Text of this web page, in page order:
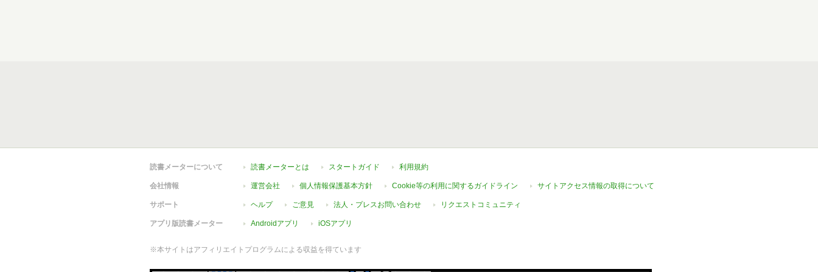
読書メーターについて 読書メーターとは スタートガイド 利用規約
会社情報 運営会社 個人情報保護基本方針 Cookie等の利用に関するガイドライン サイトアクセス情報の取得について
サポート ヘルプ ご意見 法人・プレスお問い合わせ リクエストコミュニティ
アプリ版読書メーター Androidアプリ iOSアプリ
※本サイトはアフィリエイトプログラムによる収益を得ています